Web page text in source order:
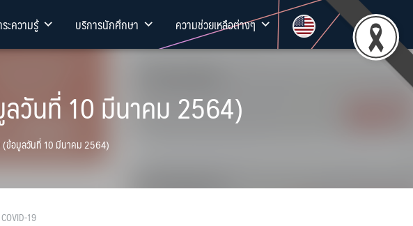
ะความรู้ บริการนักศึกษา ความช่วยเหลือต่างๆ
วันที่ 10 มีนาคม 2564)
(ข้อมูลวันที่ 10 มีนาคม 2564)
19